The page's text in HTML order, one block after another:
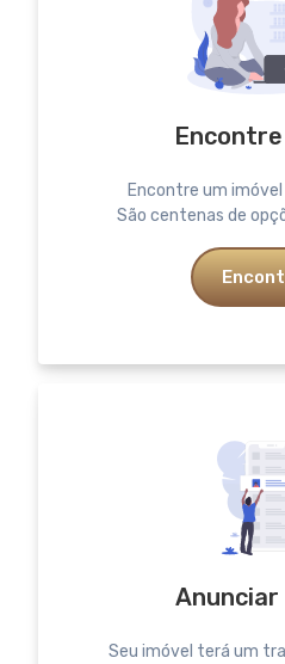
Encontre um
São centenas de
Anunciar
Seu imóvel terá um